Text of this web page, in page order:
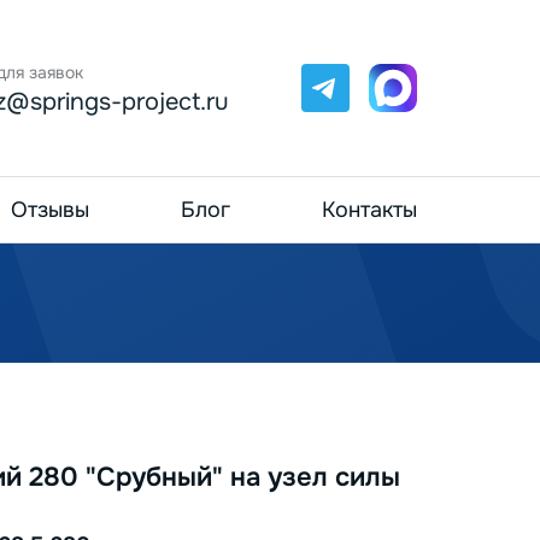
заявок
project.ru
Telegram
Отзывы Блог Контакты
280 "Срубный" на узел силы